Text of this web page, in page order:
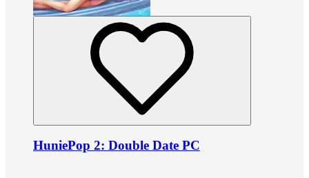
HuniePop 2: Double Date PC